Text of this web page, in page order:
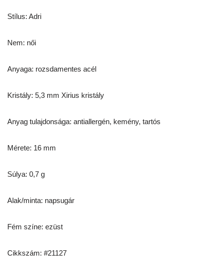
Stílus: Adri
Nem: női
Anyaga: rozsdamentes acél
Kristály: 5,3 mm Xirius kristály
Anyag tulajdonsága: antiallergén, kemény, tartós
Mérete: 16 mm
Súlya: 0,7 g
Alak/minta: napsugár
Fém színe: ezüst
Cikkszám: #21127